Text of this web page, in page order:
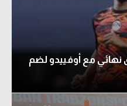
مع أوفييدو لضم